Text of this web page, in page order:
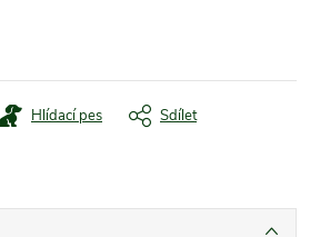
Hlídací pes Sdílet